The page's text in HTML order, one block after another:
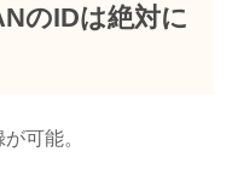
のIDは絶対に
可能。